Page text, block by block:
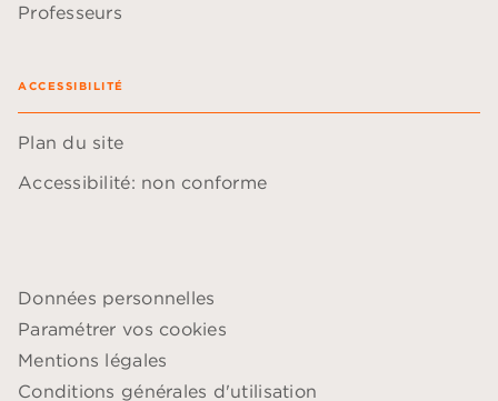
Professeurs
ACCESSIBILITÉ
Plan du site
Accessibilité: non conforme
Données personnelles
Paramétrer vos cookies
Mentions légales
Conditions générales d'utilisation